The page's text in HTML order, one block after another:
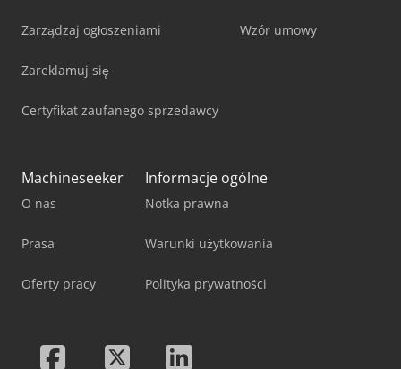
Zarządzaj ogłoszeniami
Zareklamuj się
Certyfikat zaufanego sprzedawcy
Wzór umowy
Machineseeker
O nas
Prasa
Oferty pracy
Informacje ogólne
Notka prawna
Warunki użytkowania
Polityka prywatności